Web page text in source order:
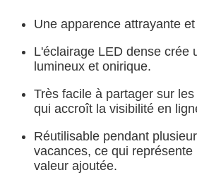
Une apparence attrayante
L'éclairage LED dense crée
lumineux et onirique.
Très facile à partager sur
qui accroît la visibilité en
Réutilisable pendant
vacances, ce qui
valeur ajoutée.